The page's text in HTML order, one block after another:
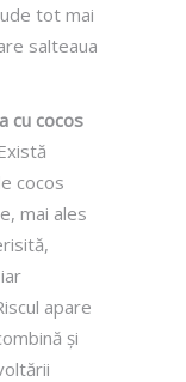
tot mai
salteaua
cu cocos
cocos
mai ales
apare
și